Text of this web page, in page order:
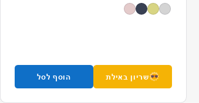
שריון באילת הוסף לסל